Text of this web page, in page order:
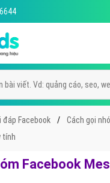
đáp Facebook
Cách gọi
tính
Facebook